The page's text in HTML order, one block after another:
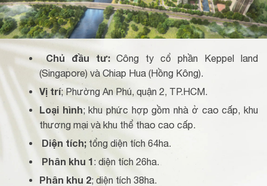
Chủ đầu tư:Công ty cổ phần Keppel land
(Singapore) và Chiap Hua (Hồng Kông).
Vị trí; Phường An Phú, quận 2, TP.HCM.
Loại hình; khu phức hợp gồm nhà ở cao cấp, khu
thương mại và khu thể thao cao cấp.
Diện tích;tổng diện tích 64ha.
Phân khu 1: diện tích 26ha.
Phân khu 2; diện tích 38ha.